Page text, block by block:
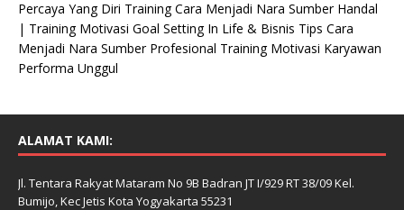
Percaya Yang Diri Training Cara Menjadi Nara Sumber Handal
| Training Motivasi Goal Setting In Life & Bisnis Tips Cara
Menjadi Nara Sumber Profesional Training Motivasi Karyawan
Performa Unggul
ALAMAT KAMI:
Jl. Tentara Rakyat Mataram No 9B Badran JT I/929 RT 38/09 Kel.
Bumijo, Kec Jetis Kota Yogyakarta 55231